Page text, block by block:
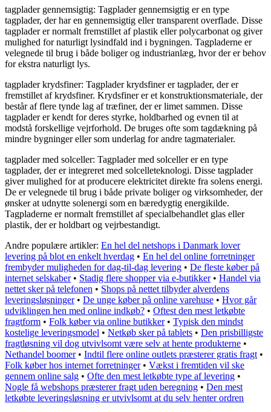
tagplader gennemsigtig: Tagplader gennemsigtig er en type
tagplader, der har en gennemsigtig eller transparent overflade. Disse
tagplader er normalt fremstillet af plastik eller polycarbonat og giver
mulighed for naturligt lysindfald ind i bygningen. Tagpladerne er
velegnede til brug i både boliger og industrianlæg, hvor der er behov
for ekstra naturligt lys.
tagplader krydsfiner: Tagplader krydsfiner er tagplader, der er
fremstillet af krydsfiner. Krydsfiner er et konstruktionsmateriale, der
består af flere tynde lag af træfiner, der er limet sammen. Disse
tagplader er kendt for deres styrke, holdbarhed og evnen til at
modstå forskellige vejrforhold. De bruges ofte som tagdækning på
mindre bygninger eller som underlag for andre tagmaterialer.
tagplader med solceller: Tagplader med solceller er en type
tagplader, der er integreret med solcelleteknologi. Disse tagplader
giver mulighed for at producere elektricitet direkte fra solens energi.
De er velegnede til brug i både private boliger og virksomheder, der
ønsker at udnytte solenergi som en bæredygtig energikilde.
Tagpladerne er normalt fremstillet af specialbehandlet glas eller
plastik, der er holdbart og vejrbestandigt.
Andre populære artikler: En hel del netshops i Danmark lover
levering på blot en enkelt hverdag • En hel del online forretninger
frembyder muligheden for dag-til-dag levering • De fleste køber på
internet selskaber• Stadig flere shopper via e-butikker• Handel via
nettet sker på telefonen • Shops på nettet tilbyder alverdens
leveringsløsninger• De unge køber på online varehuse • Hvor går
udviklingen hen med online indkøb? • Oftest den mest letkøbte
fragtform • Folk køber via online butikker• Typisk den mindst
kostelige leveringsmodel • Netkøb sker på tablets • Den prisbilligste
fragtløsning vil dog utvivlsomt være selv at hente produkterne •
Nethandel boomer• Indtil flere online outlets præsterer gratis fragt •
Folk køber hos internet forretninger• Vækst i fremtiden vil ske
gennem online salg • Ofte den mest letkøbte type af levering •
Nogle få webshops præsterer fragt uden beregning • Den mest
letkøbte leveringsløsning er utvivlsomt at du selv henter ordren